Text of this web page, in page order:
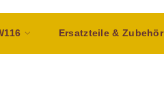
Ersatzteile & Zubehör